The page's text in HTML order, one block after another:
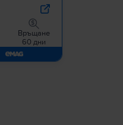
Връщане
60 дни